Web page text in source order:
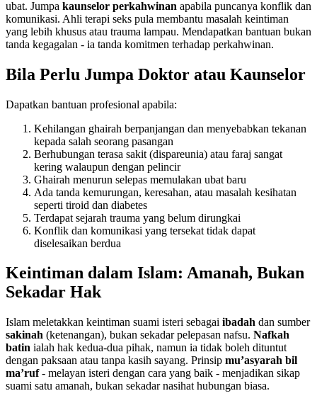
ubat. Jumpa kaunselor perkahwinan apabila puncanya konflik dan
komunikasi. Ahli terapi seks pula membantu masalah keintiman
yang lebih khusus atau trauma lampau. Mendapatkan bantuan bukan
tanda kegagalan - ia tanda komitmen terhadap perkahwinan.
Bila Perlu Jumpa Doktor atau Kaunselor
Dapatkan bantuan profesional apabila:
Kehilangan ghairah berpanjangan dan menyebabkan tekanan
kepada salah seorang pasangan
Berhubungan terasa sakit (dispareunia) atau faraj sangat
kering walaupun dengan pelincir
Ghairah menurun selepas memulakan ubat baru
Ada tanda kemurungan, keresahan, atau masalah kesihatan
seperti tiroid dan diabetes
Terdapat sejarah trauma yang belum dirungkai
Konflik dan komunikasi yang tersekat tidak dapat
diselesaikan berdua
Keintiman dalam Islam: Amanah, Bukan
Sekadar Hak
Islam meletakkan keintiman suami isteri sebagai ibadah dan sumber
sakinah (ketenangan), bukan sekadar pelepasan nafsu. Nafkah
batin ialah hak kedua-dua pihak, namun ia tidak boleh dituntut
dengan paksaan atau tanpa kasih sayang. Prinsip mu’asyarah bil
ma’ruf- melayan isteri dengan cara yang baik - menjadikan sikap
suami satu amanah, bukan sekadar nasihat hubungan biasa.